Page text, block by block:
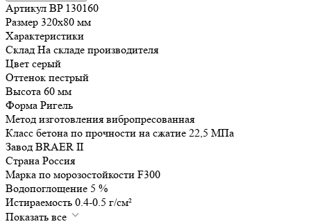
Артикул BP 130160
Размер 320x80 мм
Характеристики
Склад На складе производителя
Цвет серый
Оттенок пестрый
Высота 60 мм
Форма Ригель
Метод изготовления вибропресованная
Класс бетона по прочности на сжатие 22,5 МПа
Завод BRAER II
Страна Россия
Марка по морозостойкости F300
Водопоглощение 5 %
Истираемость 0.4-0.5 г/см²
Показать все